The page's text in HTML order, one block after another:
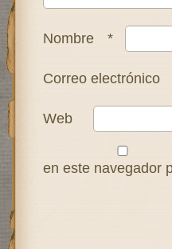
Nombre *
Correo electrónico
Web
en este navegador